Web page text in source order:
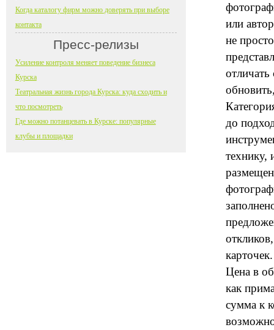
или
не
до
технику,
карточек.
Цена в
как
сумма к
Когда каталогу фирм можно доверять при выборе
контакта
Пресс-релизы
Усиление контроля меняет поведение бизнеса
Курска
Театральная жизнь города Курска: куда сходить и
что посмотреть
Где можно потанцевать в Курске: популярные
клубы и площадки